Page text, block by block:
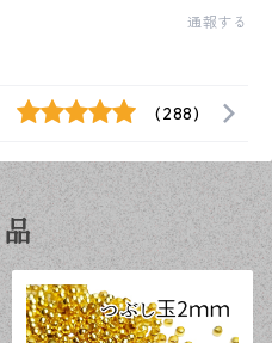
通報する
(288)